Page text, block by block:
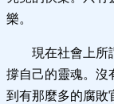
樂。
現在社會上所
撐自己的靈魂。沒
到有那麼多的腐敗